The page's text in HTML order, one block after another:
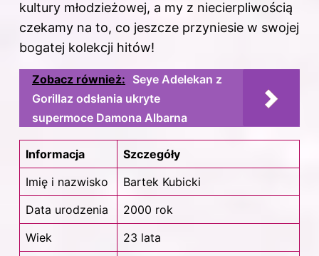
kultury młodzieżowej, a my z niecierpliwością
czekamy na to, co jeszcze przyniesie w swojej
bogatej kolekcji hitów!
Zobacz również: Seye Adelekan z
Gorillaz odsłania ukryte
supermoce Damona Albarna
Informacja
Szczegóły
Imię i nazwisko
Bartek Kubicki
Data urodzenia
2000 rok
Wiek
23 lata